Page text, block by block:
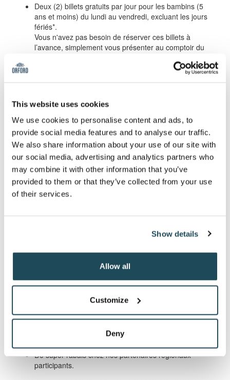
This website uses cookies
We use cookies to personalise content and ads, to
provide social media features and to analyse our traffic.
We also share information about your use of our site with
our social media, advertising and analytics partners who
may combine it with other information that you’ve
provided to them or that they’ve collected from your use
of their services.
Show details
Allow all
Customize
Deny
Deux (2) billets gratuits par jour pour les bambins (5
ans et moins) du lundi au vendredi, excluant les jours
fériés*.
Vous n'avez pas besoin de réserver ces billets à
l’avance, simplement vous présenter au comptoir du
randonnée alpine Illimité, Soirée ou Semaine, pour
vous (applicable pour l'abonnement Adulte, Inter,
Sénior, Étudiant et Famille) au Mont-Orford, saison
2026-27 1.
L’abonnement de randonnée alpine Illimité est gratuit
pour les 17 ans et moins ayant un abonnement illimité
individuel ou familial. Applicable pour l'abonnement
Enfant et Étudiant (l'étudiant doit avoir 17 ans et moins)
au Mont-Orford, saison 2025-26.
Un (1) laissez-passer aller-retour pour notre remontée
Flambée des couleurs 2026.
jusqu'au 23 juin 2026 (17 ans et plus avec permis de
Accès aux 2 évènements des Premières Traces
avant l'ouverture officielle. Dates à venir.
De super rabais chez nos partenaires régionaux
participants.